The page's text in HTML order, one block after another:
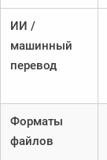
ИИ /
машинный
перевод
Форматы
файлов